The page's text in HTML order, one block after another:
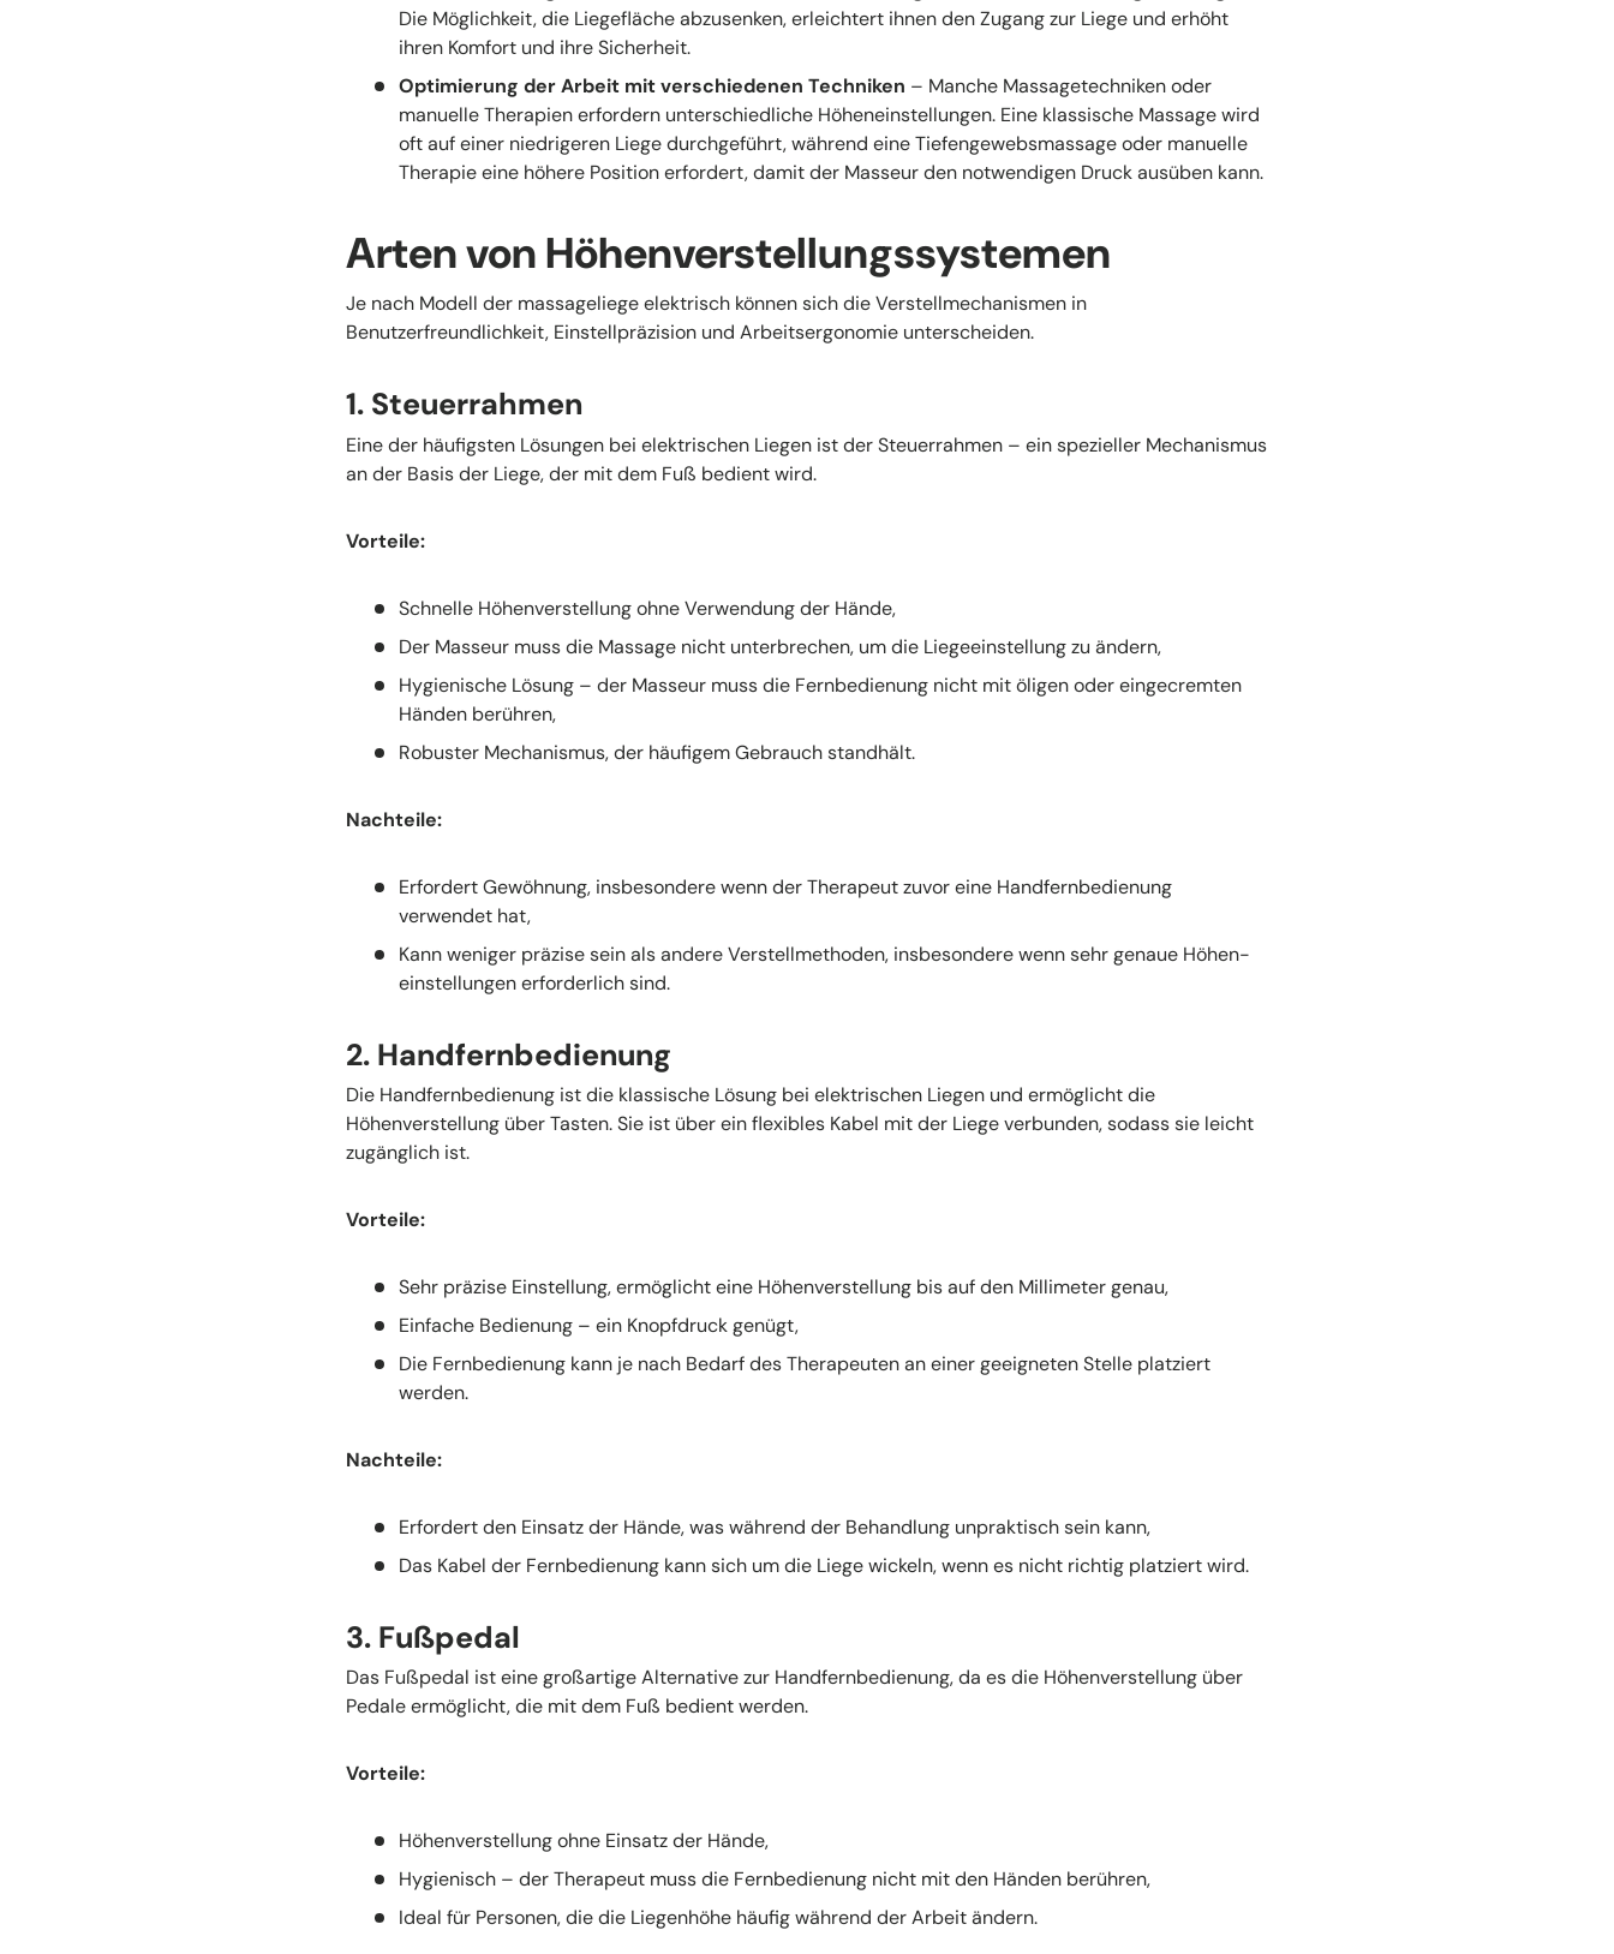
Die Möglichkeit, die Liegefläche abzusenken, erleichtert ihnen den Zugang zur Liege und erhöht
ihren Komfort und ihre Sicherheit.
Optimierung der Arbeit mit verschiedenen Techniken – Manche Massagetechniken oder
manuelle Therapien erfordern unterschiedliche Höheneinstellungen. Eine klassische Massage wird
oft auf einer niedrigeren Liege durchgeführt, während eine Tiefengewebsmassage oder manuelle
Therapie eine höhere Position erfordert, damit der Masseur den notwendigen Druck ausüben kann.
Arten von Höhenverstellungssystemen
Je nach Modell der massageliege elektrisch können sich die Verstellmechanismen in
Benutzerfreundlichkeit, Einstellpräzision und Arbeits­ergo­nomie unterscheiden.
1. Steuerrahmen
Eine der häufigsten Lösungen bei elektrischen Liegen ist der Steuerrahmen – ein spezieller Mechanismus
an der Basis der Liege, der mit dem Fuß bedient wird.
Vorteile:
Schnelle Höhenverstellung ohne Verwendung der Hände,
Der Masseur muss die Massage nicht unterbrechen, um die Liege­einstellung zu ändern,
Hygienische Lösung – der Masseur muss die Fernbedienung nicht mit öligen oder eingecremten
Händen berühren,
Robuster Mechanismus, der häufigem Gebrauch standhält.
Nachteile:
Erfordert Gewöhnung, insbesondere wenn der Therapeut zuvor eine Handfernbedienung
verwendet hat,
Kann weniger präzise sein als andere Verstellmethoden, insbesondere wenn sehr genaue Höhen­
einstellungen erforderlich sind.
2. Handfernbedienung
Die Handfernbedienung ist die klassische Lösung bei elektrischen Liegen und ermöglicht die
Höhenverstellung über Tasten. Sie ist über ein flexibles Kabel mit der Liege verbunden, sodass sie leicht
zugänglich ist.
Vorteile:
Sehr präzise Einstellung, ermöglicht eine Höhenverstellung bis auf den Millimeter genau,
Einfache Bedienung – ein Knopfdruck genügt,
Die Fernbedienung kann je nach Bedarf des Therapeuten an einer geeigneten Stelle platziert
werden.
Nachteile:
Erfordert den Einsatz der Hände, was während der Behandlung unpraktisch sein kann,
Das Kabel der Fernbedienung kann sich um die Liege wickeln, wenn es nicht richtig platziert wird.
3. Fußpedal
Das Fußpedal ist eine großartige Alternative zur Handfernbedienung, da es die Höhenverstellung über
Pedale ermöglicht, die mit dem Fuß bedient werden.
Vorteile:
Höhenverstellung ohne Einsatz der Hände,
Hygienisch – der Therapeut muss die Fernbedienung nicht mit den Händen berühren,
Ideal für Personen, die die Liegenhöhe häufig während der Arbeit ändern.